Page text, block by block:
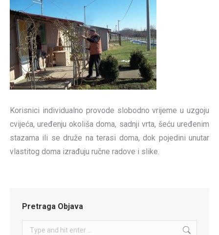
Korisnici individualno provode slobodno vrijeme u uzgoju
cvijeća, uređenju okoliša doma, sadnji vrta, šeću uređenim
stazama ili se druže na terasi doma, dok pojedini unutar
vlastitog doma izrađuju ručne radove i slike.
Pretraga Objava
Search: